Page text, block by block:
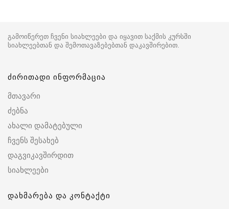
გამოიწერეთ ჩვენი სიახლეები და იყავით საქმის კურსში
სიახლეებთან და შემოთავაზებებთან დაკავშირებით.
ძირითადი ინფორმაცია
მთავარი
ძებნა
ახალი დამატებული
ჩვენს შესახებ
დაგვიკავშირდით
სიახლეები
დახმარება და კონტაქტი